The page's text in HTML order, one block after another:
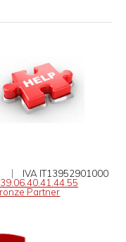
IVA IT13952901000